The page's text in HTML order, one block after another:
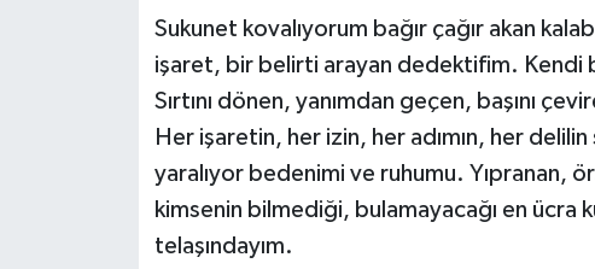
Sukunet kovalıyorum bağır çağır akan
işaret, bir belirti arayan dedektifim. Kendi
Sırtını dönen, yanımdan geçen, başını
Her işaretin, her izin, her adımın, her delilin
yaralıyor bedenimi ve ruhumu. Yıpranan,
kimsenin bilmediği, bulamayacağı en ücra
telaşındayım.